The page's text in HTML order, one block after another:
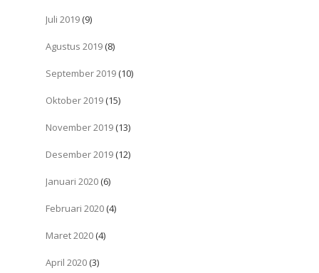
Juli 2019 (9)
Agustus 2019 (8)
September 2019 (10)
Oktober 2019 (15)
November 2019 (13)
Desember 2019 (12)
Januari 2020 (6)
Februari 2020 (4)
Maret 2020 (4)
April 2020 (3)